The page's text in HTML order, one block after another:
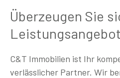
Überzeugen Sie
Leistungsangebot
C&T Immobilien ist Ihr
verlässlicher Partner. Wir